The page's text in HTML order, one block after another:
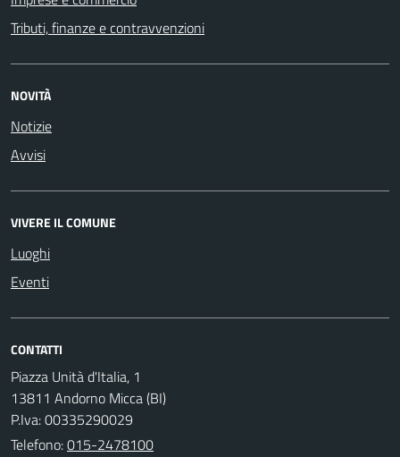
Tributi, finanze e contravvenzioni
NOVITÀ
Notizie
Avvisi
VIVERE IL COMUNE
Luoghi
Eventi
CONTATTI
Piazza Unità d'Italia, 1
13811 Andorno Micca (BI)
P.Iva: 00335290029
Telefono:015-2478100